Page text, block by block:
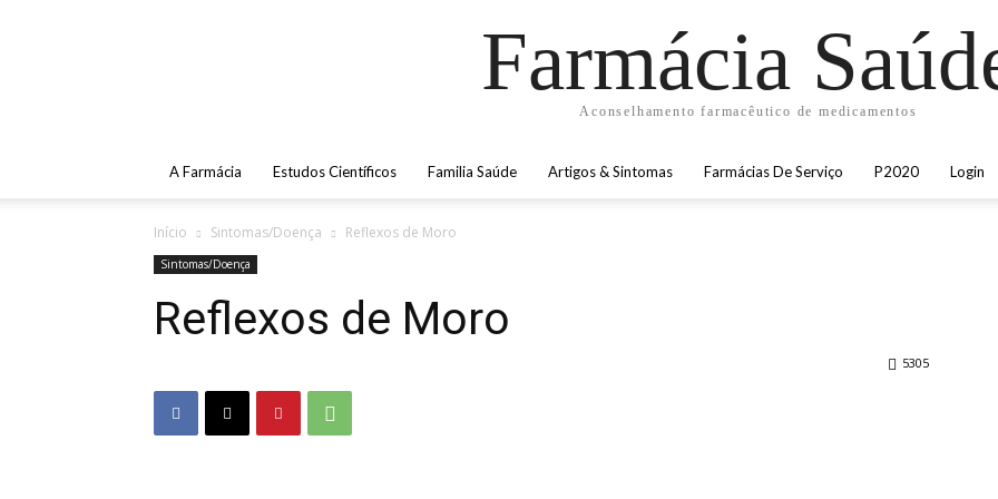
Farmácia
Aconselhamento farmacêutico de medicamentos
A Farmácia Estudos Científicos Familia Saúde Artigos & Sintomas Farmácias De Serviço P2020 Login
Início Sintomas/Doença Reflexos de Moro
Sintomas/Doença
Reflexos de Moro
5305